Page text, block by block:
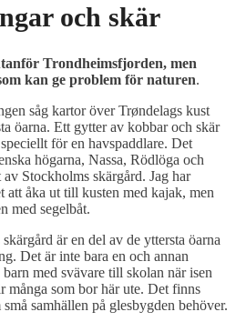
och skär
Trondheimsfjorden, men
kan ge problem för naturen.
såg kartor över Trøndelags kust
öarna. Ett gytter av kobbar och skär
för en havspaddlare. Det
högarna, Nassa, Rödlöga och
Stockholms skärgård. Jag har
att åka ut till kusten med kajak, men
med segelbåt.
är en del av de yttersta öarna
Det är inte bara en och annan
med svävare till skolan när isen
många som bor här ute. Det finns
samhällen på glesbygden behöver.